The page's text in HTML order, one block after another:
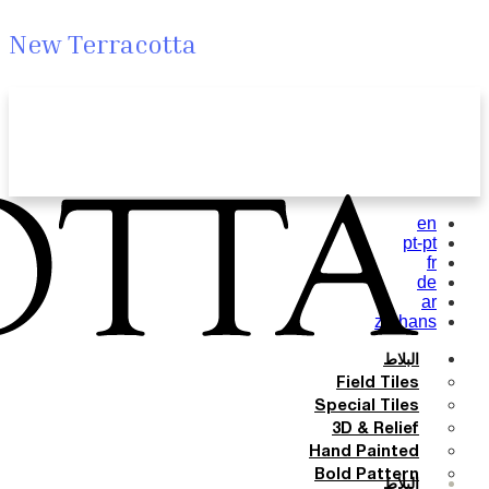
New Terracotta
البلاط
en
pt-pt
fr
de
ar
zh-hans
البلاط
Field Tiles
Special Tiles
3D & Relief
Hand Painted
Bold Pattern